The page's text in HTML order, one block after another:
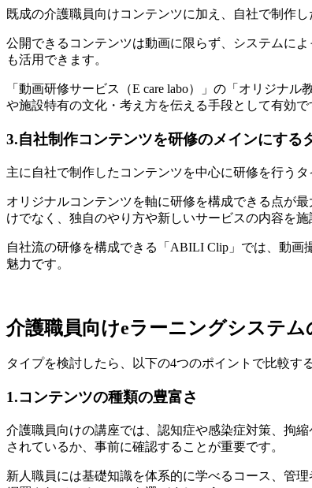
既成の介護職員向けコンテンツに加え、自社で制作
公開できるコンテンツは動画に限らず、システムに
も活用できます。
「動画研修サービス（E care labo）」の「オリジナ
や施設特有の文化・考え方を伝える手段として有効
3.自社制作コンテンツを研修のメインにする
主に自社で制作したコンテンツを中心に研修を行う
オリジナルコンテンツを軸に研修を構成できる点が
けでなく、独自のやり方や新しいサービスの内容を施
自社流の研修を構成できる「ABILI Clip」では、動
魅力です。
介護職員向けeラーニングシステム
タイプを検討したら、以下の4つのポイントで比較す
1.コンテンツの種類の豊富さ
介護職員向けの講座では、認知症や感染症対策、拘
されているか、事前に確認することが重要です。
新人職員には基礎知識を体系的に学べるコース、管